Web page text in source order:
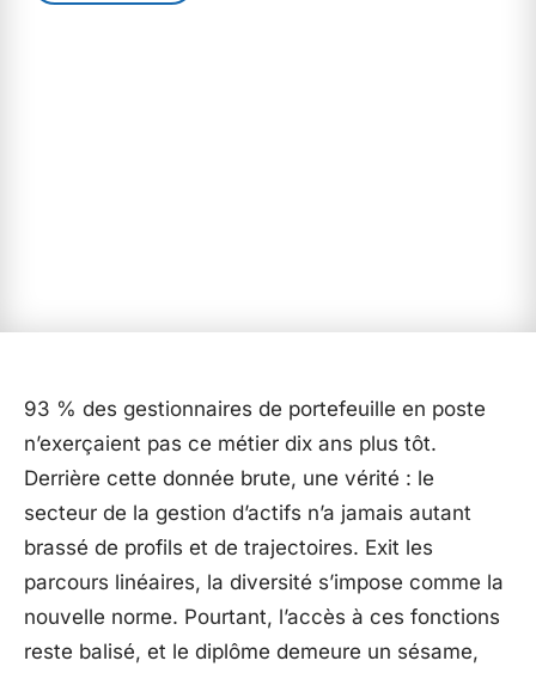
93 % des gestionnaires de portefeuille en poste
n’exerçaient pas ce métier dix ans plus tôt.
Derrière cette donnée brute, une vérité : le
secteur de la gestion d’actifs n’a jamais autant
brassé de profils et de trajectoires. Exit les
parcours linéaires, la diversité s’impose comme la
nouvelle norme. Pourtant, l’accès à ces fonctions
reste balisé, et le diplôme demeure un sésame,